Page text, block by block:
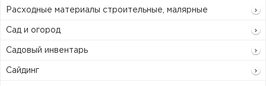
Расходные материалы строительные, малярные
Сад и огород
Садовый инвентарь
Сайдинг